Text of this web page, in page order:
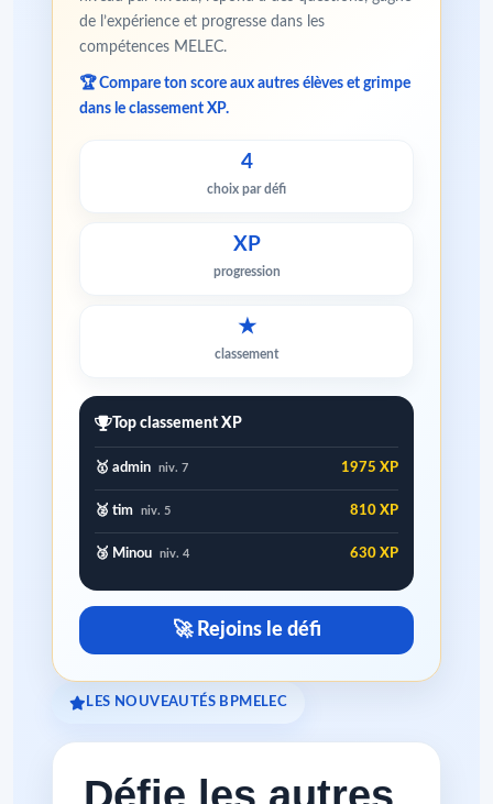
de l’expérience et progresse dans les
compétences MELEC.
🏆 Compare ton score aux autres élèves et grimpe
dans le classement XP.
4
choix par défi
XP
progression
★
classement
Top classement XP
🥇 admin niv. 7 1975 XP
🥈 tim niv. 5 810 XP
🥉 Minou niv. 4 630 XP
🚀 Rejoins le défi
LES NOUVEAUTÉS BPMELEC